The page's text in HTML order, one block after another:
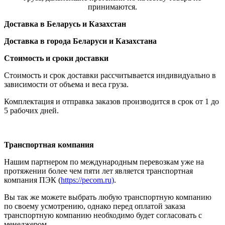
принимаются.
Доставка в Беларусь и Казахстан
Доставка в города Беларуси и Казахстана
Стоимость и сроки доставки
Стоимость и срок доставки рассчитывается индивидуально в
зависимости от объема и веса груза.
Комплектация и отправка заказов производится в срок от 1 до
5 рабочих дней.
Транспортная компания
Нашим партнером по международным перевозкам уже на
протяжении более чем пяти лет является транспортная
компания ПЭК (https://pecom.ru).
Вы так же можете выбрать любую транспортную компанию
по своему усмотрению, однако перед оплатой заказа
транспортную компанию необходимо будет согласовать с